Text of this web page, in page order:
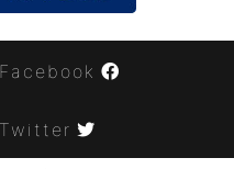
Facebook
Twitter